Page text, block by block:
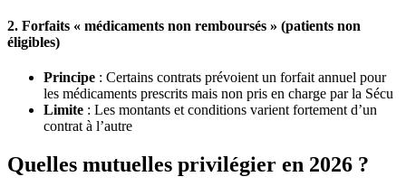
2. Forfaits « médicaments non remboursés » (patients non
éligibles)
Principe : Certains contrats prévoient un forfait annuel pour
les médicaments prescrits mais non pris en charge par la Sécu
Limite : Les montants et conditions varient fortement d’un
contrat à l’autre
Quelles mutuelles privilégier en 2026 ?